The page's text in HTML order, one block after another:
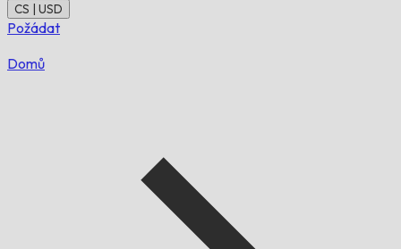
CS | USD
Požádat
Domů